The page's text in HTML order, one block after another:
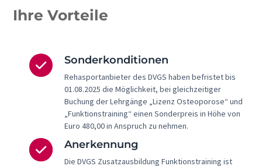
Ihre Vorteile
Sonderkonditionen
Rehasportanbieter des DVGS haben befristet bis
01.08.2025 die Möglichkeit, bei gleichzeitiger
Buchung der Lehrgänge „Lizenz Osteoporose“ und
„Funktionstraining“ einen Sonderpreis in Höhe von
Euro 480,00 in Anspruch zu nehmen.
Anerkennung
Die DVGS Zusatzausbildung Funktionstraining ist